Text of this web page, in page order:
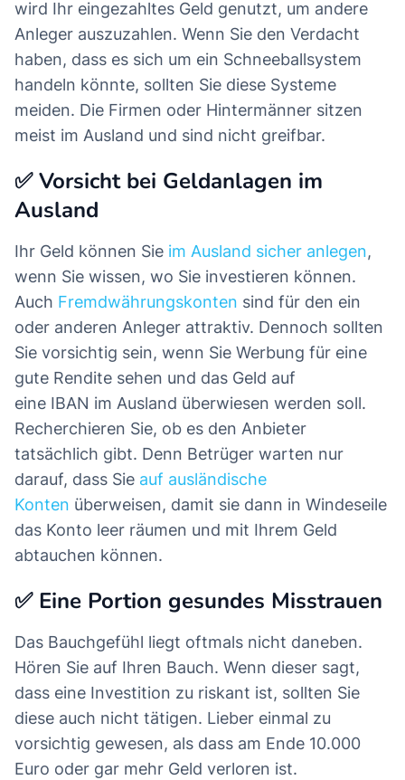
wird Ihr eingezahltes Geld genutzt, um andere
Anleger auszuzahlen. Wenn Sie den Verdacht
haben, dass es sich um ein Schneeballsystem
handeln könnte, sollten Sie diese Systeme
meiden. Die Firmen oder Hintermänner sitzen
meist im Ausland und sind nicht greifbar.
✅ Vorsicht bei Geldanlagen im
Ausland
Ihr Geld können Sie im Ausland sicher anlegen,
wenn Sie wissen, wo Sie investieren können.
Auch Fremdwährungskonten sind für den ein
oder anderen Anleger attraktiv. Dennoch sollten
Sie vorsichtig sein, wenn Sie Werbung für eine
gute Rendite sehen und das Geld auf
eine IBAN im Ausland überwiesen werden soll.
Recherchieren Sie, ob es den Anbieter
tatsächlich gibt. Denn Betrüger warten nur
darauf, dass Sie auf ausländische
Konten überweisen, damit sie dann in Windeseile
das Konto leer räumen und mit Ihrem Geld
abtauchen können.
✅ Eine Portion gesundes Misstrauen
Das Bauchgefühl liegt oftmals nicht daneben.
Hören Sie auf Ihren Bauch. Wenn dieser sagt,
dass eine Investition zu riskant ist, sollten Sie
diese auch nicht tätigen. Lieber einmal zu
vorsichtig gewesen, als dass am Ende 10.000
Euro oder gar mehr Geld verloren ist.